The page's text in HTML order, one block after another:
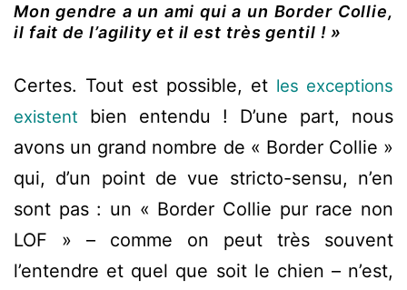
Mon gendre a un ami qui a un Border Collie,
il fait de l’agility et il est très gentil ! »
Certes. Tout est possible, et les exceptions
existent bien entendu ! D’une part, nous
avons un grand nombre de « Border Collie »
qui, d’un point de vue stricto-sensu, n’en
sont pas : un « Border Collie pur race non
LOF » – comme on peut très souvent
l’entendre et quel que soit le chien – n’est,